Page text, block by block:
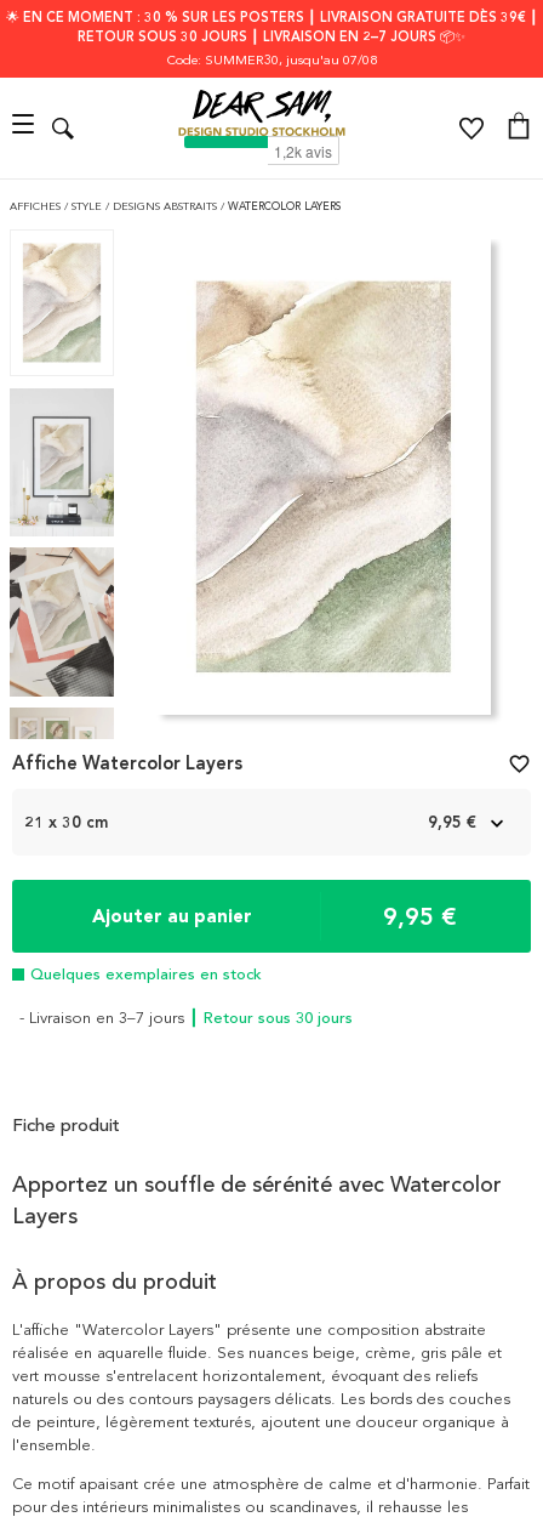
🌟 EN CE MOMENT : 30 % SUR LES POSTERS ┃ LIVRAISON GRATUITE DÈS 39€ ┃
RETOUR SOUS 30 JOURS ┃ LIVRAISON EN 2–7 JOURS 📦✨
Code: SUMMER30, jusqu'au 07/08
AFFICHES / STYLE / DESIGNS ABSTRAITS / WATERCOLOR LAYERS
Item
1
21 x 30 cm 9,95 €
Ajouter au panier 9,95 €
Quelques exemplaires en stock
- Livraison en 3–7 jours ┃ Retour sous 30 jours
Affiche Watercolor Layers favorite_border
Fiche produit
Apportez un souffle de sérénité avec Watercolor
Layers
À propos du produit
L'affiche "Watercolor Layers" présente une composition abstraite
réalisée en aquarelle fluide. Ses nuances beige, crème, gris pâle et
vert mousse s'entrelacent horizontalement, évoquant des reliefs
naturels ou des contours paysagers délicats. Les bords des couches
de peinture, légèrement texturés, ajoutent une douceur organique à
l'ensemble.
Ce motif apaisant crée une atmosphère de calme et d'harmonie. Parfait
pour des intérieurs minimalistes ou scandinaves, il rehausse les